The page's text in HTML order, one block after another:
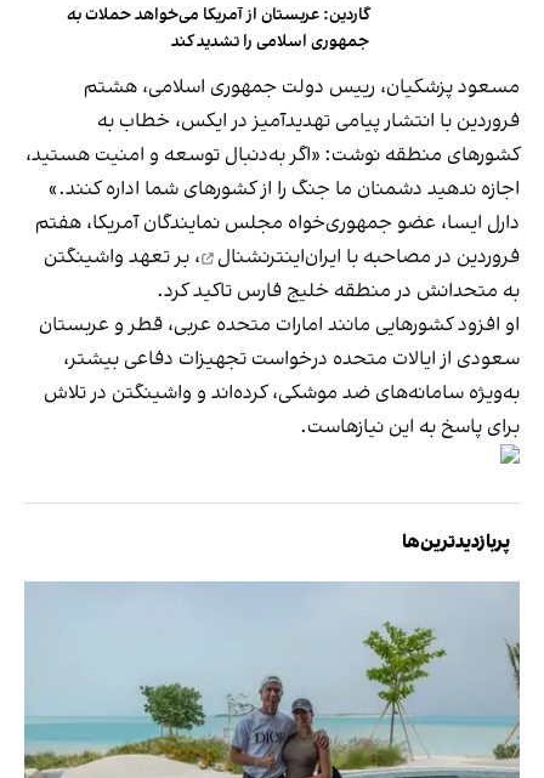
گاردین: عربستان از آمریکا می‌خواهد حملات به
جمهوری اسلامی را تشدید کند
مسعود پزشکیان، رییس دولت جمهوری اسلامی، هشتم
فروردین با انتشار پیامی تهدید‌آمیز در ایکس، خطاب به
کشورهای منطقه نوشت: «اگر به‌دنبال توسعه و امنیت هستید،
اجازه ندهید دشمنان ما جنگ را از کشورهای شما اداره کنند.»
دارل ایسا، عضو جمهوری‌خواه مجلس نمایندگان آمریکا، هفتم
فروردین درمصاحبه با ایران‌اینترنشنال
، بر تعهد واشینگتن
به متحدانش در منطقه خلیج فارس تاکید کرد.
او افزود کشورهایی مانند امارات متحده عربی، قطر و عربستان
سعودی از ایالات متحده درخواست تجهیزات دفاعی بیشتر،
به‌ویژه سامانه‌های ضد موشکی، کرده‌اند و واشینگتن در تلاش
برای پاسخ به این نیازهاست.
پربازدیدترین‌ها